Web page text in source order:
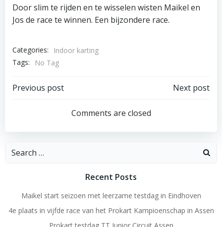
Door slim te rijden en te wisselen wisten Maikel en
Jos de race te winnen. Een bijzondere race.
Categories:
Indoor karting
Tags:
No Tag
Post
navigation
Previous post
navigation
Next post
Comments are closed
Search
Recent Posts
Maikel start seizoen met leerzame testdag in Eindhoven
4e plaats in vijfde race van het Prokart Kampioenschap in Assen